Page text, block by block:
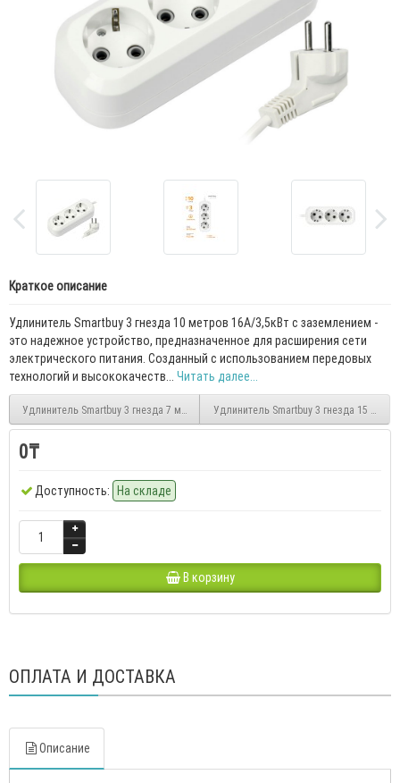
Краткое описание
Удлинитель Smartbuy 3 гнезда 10 метров 16А/3,5кВт с заземлением -
это надежное устройство, предназначенное для расширения сети
электрического питания. Созданный с использованием передовых
технологий и высококачеств... Читать далее...
Удлинитель Smartbuy 3 гнезда 7 метров 16А/3,5кВт с заземлением
Удлинитель Smartbuy 3 гнезда 15
0₸
Доступность: На складе
В корзину
ОПЛАТА И ДОСТАВКА
Описание